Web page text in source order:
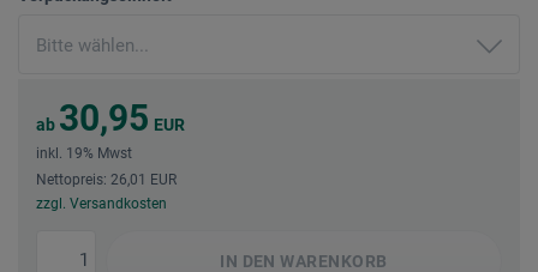
ab 30,95 EUR
inkl. 19% Mwst
Nettopreis: 26,01 EUR
zzgl. Versandkosten
IN DEN WARENKORB